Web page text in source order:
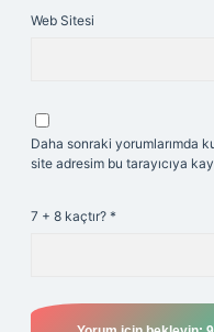
Web Sitesi
Daha sonraki yorumlarımda
site adresim bu tarayıcıya
7 + 8 kaçtır? *